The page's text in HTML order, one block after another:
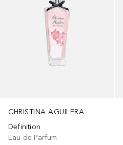
CHRISTINA AGUILERA
Definition
Eau de Parfum